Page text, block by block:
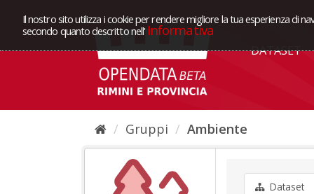
Il nostro sito utilizza i cookie per rendere migliore la tua esperienza di
secondo quanto descritto nell' Informativa
DATASET
Gruppi Ambiente
Dataset